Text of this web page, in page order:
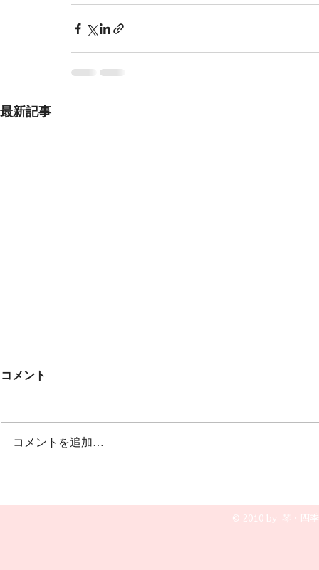
最新記事
Untitled
オープニング 冬の荒波から🎵風
で すごく盛り上がりました💖💖
💖
コメント
コメントを追加…
© 2010 by 琴・四